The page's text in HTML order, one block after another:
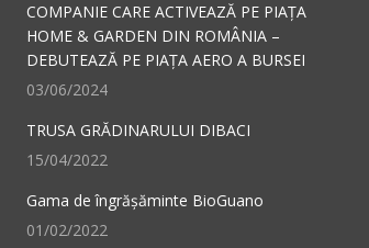
COMPANIE CARE ACTIVEAZĂ PE PIAȚA
HOME & GARDEN DIN ROMÂNIA –
DEBUTEAZĂ PE PIAȚA AERO A BURSEI
03/06/2024
TRUSA GRĂDINARULUI DIBACI
15/04/2022
Gama de îngrășăminte BioGuano
01/02/2022